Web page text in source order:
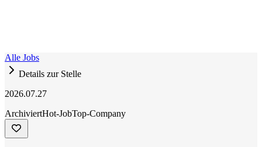
Alle Jobs
Details zur Stelle
2026.07.27
ArchiviertHot-JobTop-Company